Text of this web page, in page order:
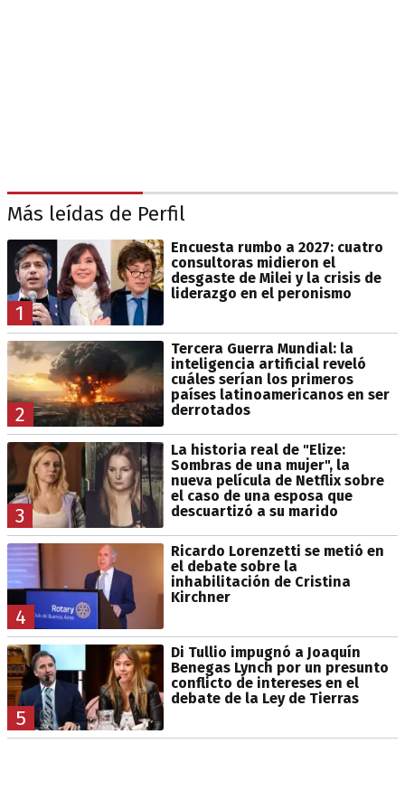
Más leídas de Perfil
1
Encuesta rumbo a 2027: cuatro
consultoras midieron el
desgaste de Milei y la crisis de
liderazgo en el peronismo
2
Tercera Guerra Mundial: la
inteligencia artificial reveló
cuáles serían los primeros
países latinoamericanos en ser
derrotados
3
La historia real de "Elize:
Sombras de una mujer", la
nueva película de Netflix sobre
el caso de una esposa que
descuartizó a su marido
4
Ricardo Lorenzetti se metió en
el debate sobre la
inhabilitación de Cristina
Kirchner
5
Di Tullio impugnó a Joaquín
Benegas Lynch por un presunto
conflicto de intereses en el
debate de la Ley de Tierras